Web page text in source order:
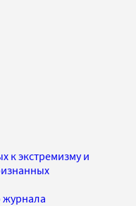
к экстремизму и
журнала